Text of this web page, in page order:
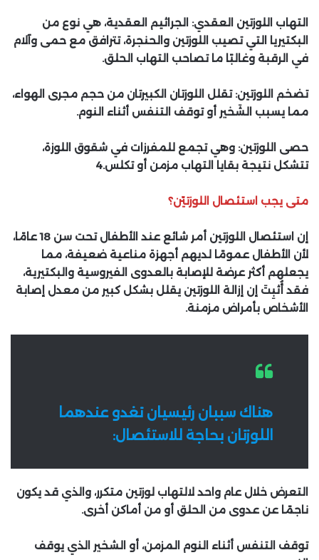
التهاب اللوزتين العقدي: الجراثيم العقدية، هي نوع من
البكتيريا التي تصيب اللوزتين والحنجرة، تترافق مع حمى وآلام
في الرقبة وغالبًا ما تصاحب التهاب الحلق.
تضخم اللوزتين: تقلل اللوزتان الكبيرتان من حجم مجرى الهواء،
مما يسبب الشَخير أو توقف التنفس أثناء النوم.
حصى اللوزتين: وهي تجمع للمفرزات في شقوق اللوزة،
تتشكل نتيجة بقايا التهاب مزمن أو تكلس.4
متى يجب استئصال اللوزتيّن؟
إن استئصال اللوزتين أمر شائع عند الأطفال تحت سن 18 عامًا،
لأن الأطفال عمومًا لديهم أجهزة مناعية ضعيفة، مما
يجعلهم أكثر عرضة للإصابة بالعدوى الفيروسية والبكتيرية،
فقد أُثبِتَ إن إزالة اللوزتين يقلل بشكل كبير من معدل إصابة
الأشخاص بأمراض مزمنة.
هناك سببان رئيسيان تغدو عندهما
اللوزتان بحاجة للاستئصال:
التعرض خلال عام واحد لالتهاب لوزتين متكرر، والذي قد يكون
ناجمًا عن عدوى من الحلق أو من أماكن أخرى.
توقف التنفس أثناء النوم المزمن، أو الشخير الذي يوقف